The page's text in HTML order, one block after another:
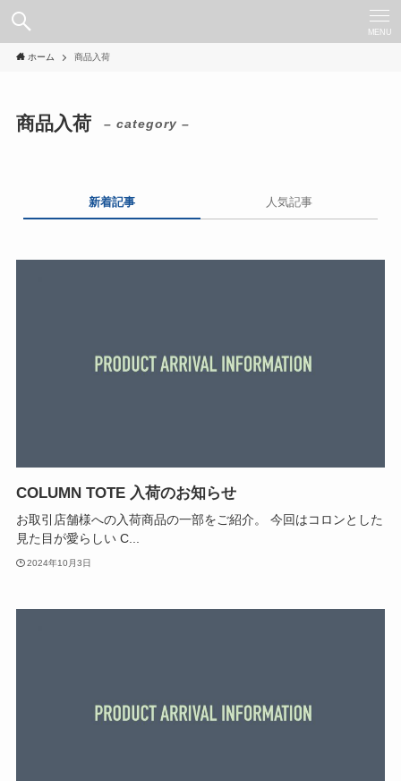
MENU
ホーム 商品入荷
商品入荷 – category –
新着記事 人気記事
COLUMN TOTE 入荷のお知らせ
お取引店舗様への入荷商品の一部をご紹介。 今回はコロンとした
見た目が愛らしい C...
2024年10月3日